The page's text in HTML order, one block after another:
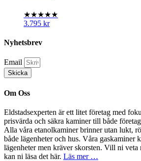
★★★★★
3.795 kr
Nyhetsbrev
Email
Skicka
Om Oss
Eldstadsexperten är ett litet företag med
prisvärda och säkra kaminer till både
Alla våra etanolkaminer brinner utan lukt,
både lägenheter och hus. Våra gaskaminer
lägenheter men kräver skorsten. Vill ni veta
kan ni läsa det här. Läs mer …